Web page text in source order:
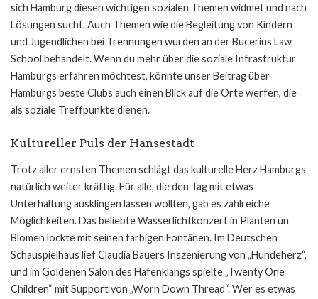
sich Hamburg diesen wichtigen sozialen Themen widmet und nach
Lösungen sucht. Auch Themen wie die Begleitung von Kindern
und Jugendlichen bei Trennungen wurden an der Bucerius Law
School behandelt. Wenn du mehr über die soziale Infrastruktur
Hamburgs erfahren möchtest, könnte unser Beitrag über
Hamburgs beste Clubs auch einen Blick auf die Orte werfen, die
als soziale Treffpunkte dienen.
Kultureller Puls der Hansestadt
Trotz aller ernsten Themen schlägt das kulturelle Herz Hamburgs
natürlich weiter kräftig. Für alle, die den Tag mit etwas
Unterhaltung ausklingen lassen wollten, gab es zahlreiche
Möglichkeiten. Das beliebte Wasserlichtkonzert in Planten un
Blomen lockte mit seinen farbigen Fontänen. Im Deutschen
Schauspielhaus lief Claudia Bauers Inszenierung von „Hundeherz“,
und im Goldenen Salon des Hafenklangs spielte „Twenty One
Children“ mit Support von „Worn Down Thread“. Wer es etwas